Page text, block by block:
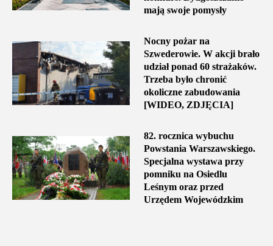
mają swoje pomysły
Nocny pożar na
Szwederowie. W akcji brało
udział ponad 60 strażaków.
Trzeba było chronić
okoliczne zabudowania
[WIDEO, ZDJĘCIA]
82. rocznica wybuchu
Powstania Warszawskiego.
Specjalna wystawa przy
pomniku na Osiedlu
Leśnym oraz przed
Urzędem Wojewódzkim